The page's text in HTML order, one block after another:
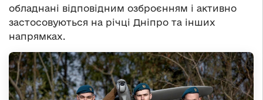
обладнані відповідним озброєнням і активно
застосовуються на річці Дніпро та інших
напрямках.